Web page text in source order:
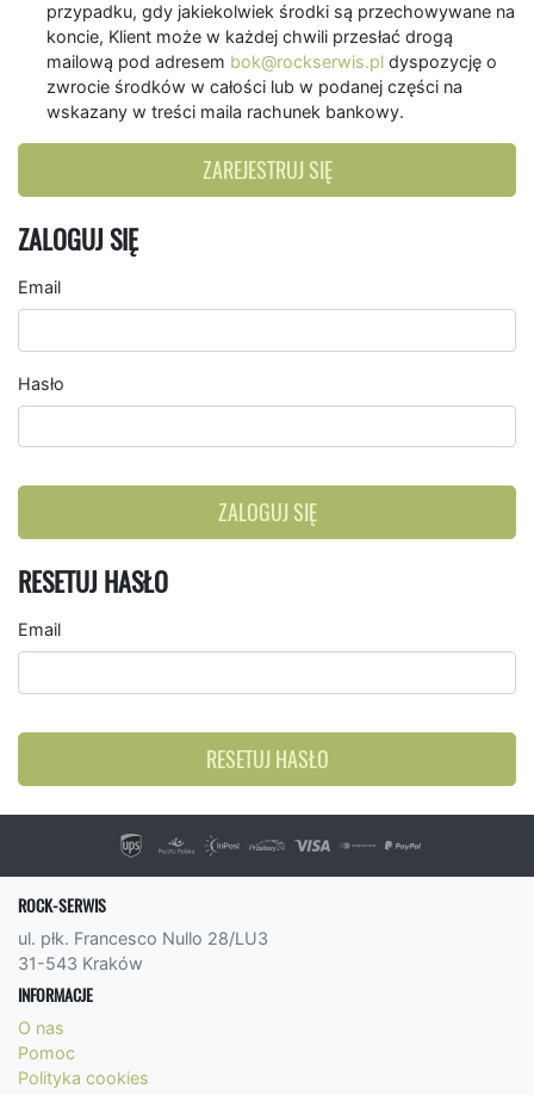
przypadku, gdy jakiekolwiek środki są przechowywane na
koncie, Klient może w każdej chwili przesłać drogą
mailową pod adresem bok@rockserwis.pl dyspozycję o
zwrocie środków w całości lub w podanej części na
wskazany w treści maila rachunek bankowy.
ZAREJESTRUJ SIĘ
ZALOGUJ SIĘ
Email
Hasło
ZALOGUJ SIĘ
RESETUJ HASŁO
Email
RESETUJ HASŁO
ROCK-SERWIS
ul. płk. Francesco Nullo 28/LU3
31-543 Kraków
INFORMACJE
O nas
Pomoc
Polityka cookies